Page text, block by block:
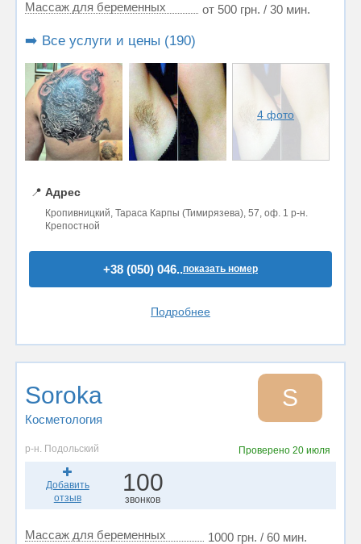
Массаж для беременных от 500 грн. / 30 мин.
➡️ Все услуги и цены (190)
4 фото
📍 Адрес
Кропивницкий, Тараса Карпы (Тимирязева), 57, оф. 1 р-н.
Крепостной
+38 (050) 046..показать номер
Подробнее
Soroka
Косметология
S
р-н. Подольский Проверено 20 июля
Добавить
отзыв
100
звонков
Массаж для беременных 1000 грн. / 60 мин.